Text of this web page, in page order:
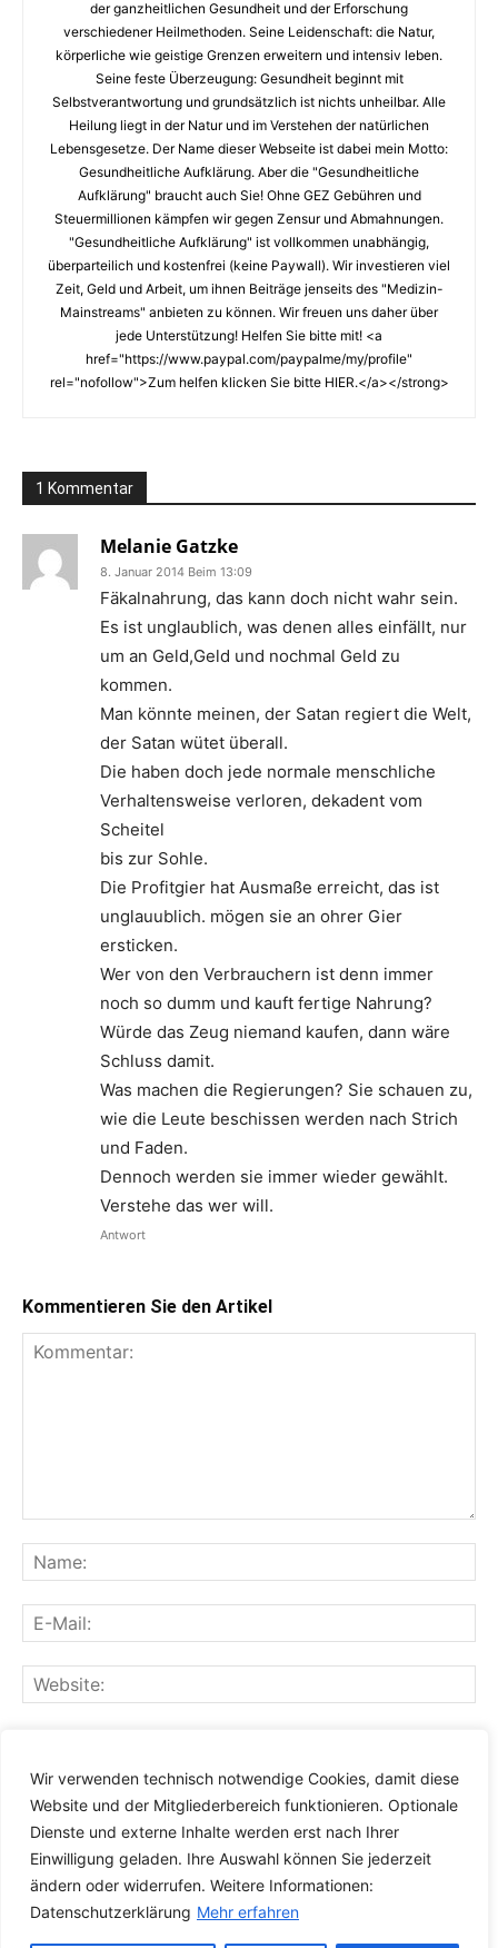
Wir verwenden technisch notwendige Cookies, damit diese
Website und der Mitgliederbereich funktionieren. Optionale
Dienste und externe Inhalte werden erst nach Ihrer
Einwilligung geladen. Ihre Auswahl können Sie jederzeit
ändern oder widerrufen. Weitere Informationen:
Datenschutzerklärung Mehr erfahren
der ganzheitlichen Gesundheit und der Erforschung
verschiedener Heilmethoden. Seine Leidenschaft: die Natur,
körperliche wie geistige Grenzen erweitern und intensiv leben.
Seine feste Überzeugung: Gesundheit beginnt mit
Selbstverantwortung und grundsätzlich ist nichts unheilbar. Alle
Heilung liegt in der Natur und im Verstehen der natürlichen
Lebensgesetze. Der Name dieser Webseite ist dabei mein Motto:
Gesundheitliche Aufklärung. Aber die "Gesundheitliche
Aufklärung" braucht auch Sie! Ohne GEZ Gebühren und
Steuermillionen kämpfen wir gegen Zensur und Abmahnungen.
"Gesundheitliche Aufklärung" ist vollkommen unabhängig,
überparteilich und kostenfrei (keine Paywall). Wir investieren viel
Zeit, Geld und Arbeit, um ihnen Beiträge jenseits des "Medizin-
Mainstreams" anbieten zu können. Wir freuen uns daher über
jede Unterstützung! Helfen Sie bitte mit! <a
href="https://www.paypal.com/paypalme/my/profile"
rel="nofollow">Zum helfen klicken Sie bitte HIER.</a></strong>
1 Kommentar
Melanie Gatzke
8. Januar 2014 Beim 13:09
Fäkalnahrung, das kann doch nicht wahr sein.
Es ist unglaublich, was denen alles einfällt, nur
um an Geld,Geld und nochmal Geld zu
kommen.
Man könnte meinen, der Satan regiert die Welt,
der Satan wütet überall.
Die haben doch jede normale menschliche
Verhaltensweise verloren, dekadent vom
Scheitel
bis zur Sohle.
Die Profitgier hat Ausmaße erreicht, das ist
unglauublich. mögen sie an ohrer Gier
ersticken.
Wer von den Verbrauchern ist denn immer
noch so dumm und kauft fertige Nahrung?
Würde das Zeug niemand kaufen, dann wäre
Schluss damit.
Was machen die Regierungen? Sie schauen zu,
wie die Leute beschissen werden nach Strich
und Faden.
Dennoch werden sie immer wieder gewählt.
Verstehe das wer will.
Antwort
Kommentieren Sie den Artikel
Browser.